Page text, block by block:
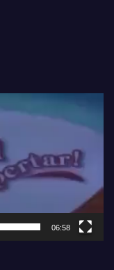
06:58